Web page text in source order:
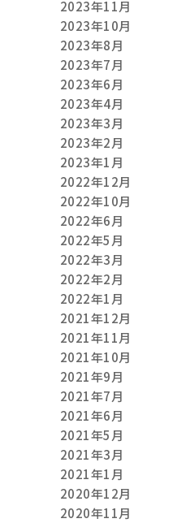
2023年11月
2023年10月
2023年8月
2023年7月
2023年6月
2023年4月
2023年3月
2023年2月
2023年1月
2022年12月
2022年10月
2022年6月
2022年5月
2022年3月
2022年2月
2022年1月
2021年12月
2021年11月
2021年10月
2021年9月
2021年7月
2021年6月
2021年5月
2021年3月
2021年1月
2020年12月
2020年11月